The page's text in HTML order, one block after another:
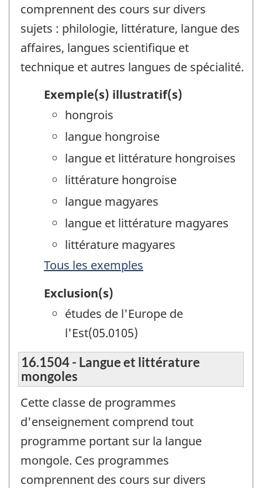
comprennent des cours sur divers
sujets : philologie, littérature, langue des
affaires, langues scientifique et
technique et autres langues de spécialité.
Exemple(s) illustratif(s)
hongrois
langue hongroise
langue et littérature hongroises
littérature hongroise
langue magyares
langue et littérature magyares
littérature magyares
Tous les exemples
Exclusion(s)
études de l'Europe de
l'Est(05.0105)
16.1504 - Langue et littérature
mongoles
Cette classe de programmes
d'enseignement comprend tout
programme portant sur la langue
mongole. Ces programmes
comprennent des cours sur divers